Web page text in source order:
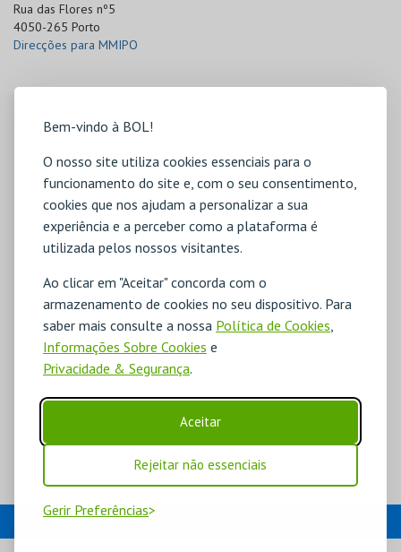
Bem-vindo à BOL!
O nosso site utiliza cookies essenciais para o
funcionamento do site e, com o seu consentimento,
cookies que nos ajudam a personalizar a sua
experiência e a perceber como a plataforma é
utilizada pelos nossos visitantes.
Ao clicar em "Aceitar" concorda com o
armazenamento de cookies no seu dispositivo. Para
saber mais consulte a nossa Política de Cookies,
Informações Sobre Cookies e
Privacidade & Segurança.
Aceitar
Rejeitar não essenciais
Gerir Preferências
Rua das Flores nº5
4050-265 Porto
Direcções para MMIPO
EVENTOS